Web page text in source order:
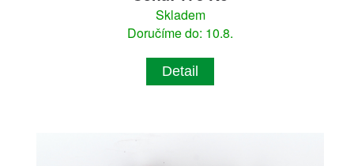
Skladem
Doručíme do: 10.8.
Detail